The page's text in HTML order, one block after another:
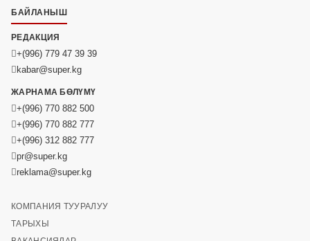
БАЙЛАНЫШ
РЕДАКЦИЯ
+(996) 779 47 39 39
kabar@super.kg
ЖАРНАМА БӨЛҮМҮ
+(996) 770 882 500
+(996) 770 882 777
+(996) 312 882 777
pr@super.kg
reklama@super.kg
КОМПАНИЯ ТУУРАЛУУ
ТАРЫХЫ